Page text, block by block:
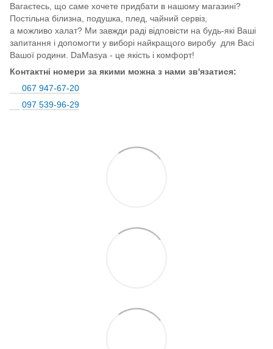
Вагаєтесь, що саме хочете придбати в нашому магазині?
Постільна білизна, подушка, плед, чайний сервіз,
а можливо халат? Ми завжди раді відповісти на будь-які Ваші
запитання і допомогти у виборі найкращого виробу для Васі
Вашої родини. DaMasya - це якість і комфорт!
Контактні номери за якими можна з нами зв'язатися:
067 947-67-20
097 539-96-29